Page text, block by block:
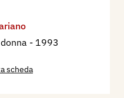
- 1993
scheda